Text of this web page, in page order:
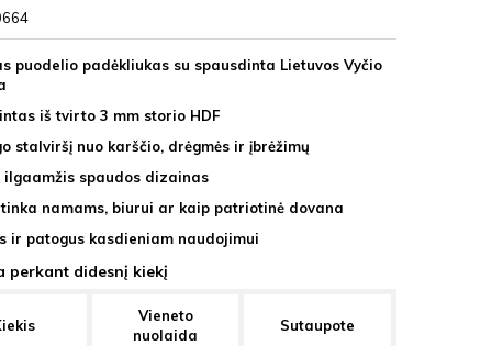
puodelio padėkliukas su spausdinta Lietuvos Vyčio
iš tvirto 3 mm storio HDF
stalviršį nuo karščio, drėgmės ir įbrėžimų
ilgaamžis spaudos dizainas
namams, biurui ar kaip patriotinė dovana
ir patogus kasdieniam naudojimui
perkant didesnį kiekį
Vieneto
nuolaida
Sutaupote